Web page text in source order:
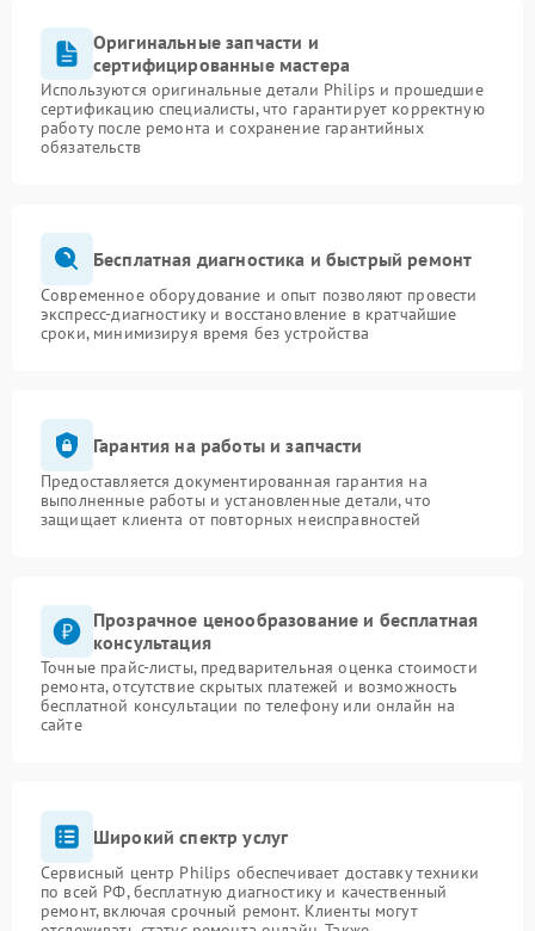
Оригинальные запчасти и
сертифицированные мастера
Используются оригинальные детали Philips и прошедшие
сертификацию специалисты, что гарантирует корректную
работу после ремонта и сохранение гарантийных
обязательств
Бесплатная диагностика и быстрый ремонт
Современное оборудование и опыт позволяют провести
экспресс-диагностику и восстановление в кратчайшие
сроки, минимизируя время без устройства
Гарантия на работы и запчасти
Предоставляется документированная гарантия на
выполненные работы и установленные детали, что
защищает клиента от повторных неисправностей
Прозрачное ценообразование и бесплатная
консультация
Точные прайс-листы, предварительная оценка стоимости
ремонта, отсутствие скрытых платежей и возможность
бесплатной консультации по телефону или онлайн на
сайте
Широкий спектр услуг
Сервисный центр Philips обеспечивает доставку техники
по всей РФ, бесплатную диагностику и качественный
ремонт, включая срочный ремонт. Клиенты могут